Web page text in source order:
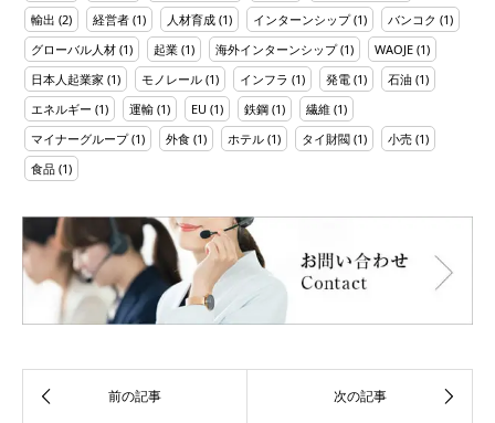
輸出 (2) 経営者 (1) 人材育成 (1) インターンシップ(1) バンコク (1)
グローバル人材 (1) 起業 (1) 海外インターンシップ(1) WAOJE (1)
日本人起業家 (1) モノレール (1) インフラ (1) 発電 (1) 石油 (1)
エネルギー (1) 運輸 (1) EU (1) 鉄鋼 (1) 繊維 (1)
マイナーグループ(1) 外食 (1) ホテル (1) タイ財閥 (1) 小売 (1)
食品 (1)